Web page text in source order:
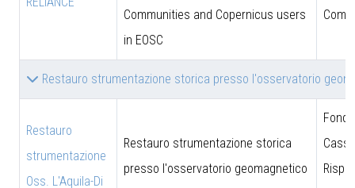
Communities and Copernicus users
in EOSC
Restauro strumentazione storica presso l'osservatorio
Restauro
strumentazione
Oss. L'Aquila-Di
Restauro strumentazione storica
presso l'osservatorio geomagnetico